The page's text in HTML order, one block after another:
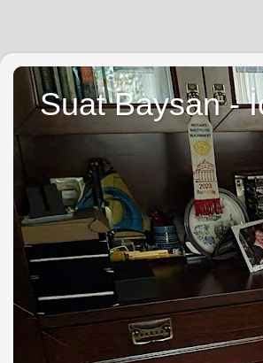
Suat Baysan -